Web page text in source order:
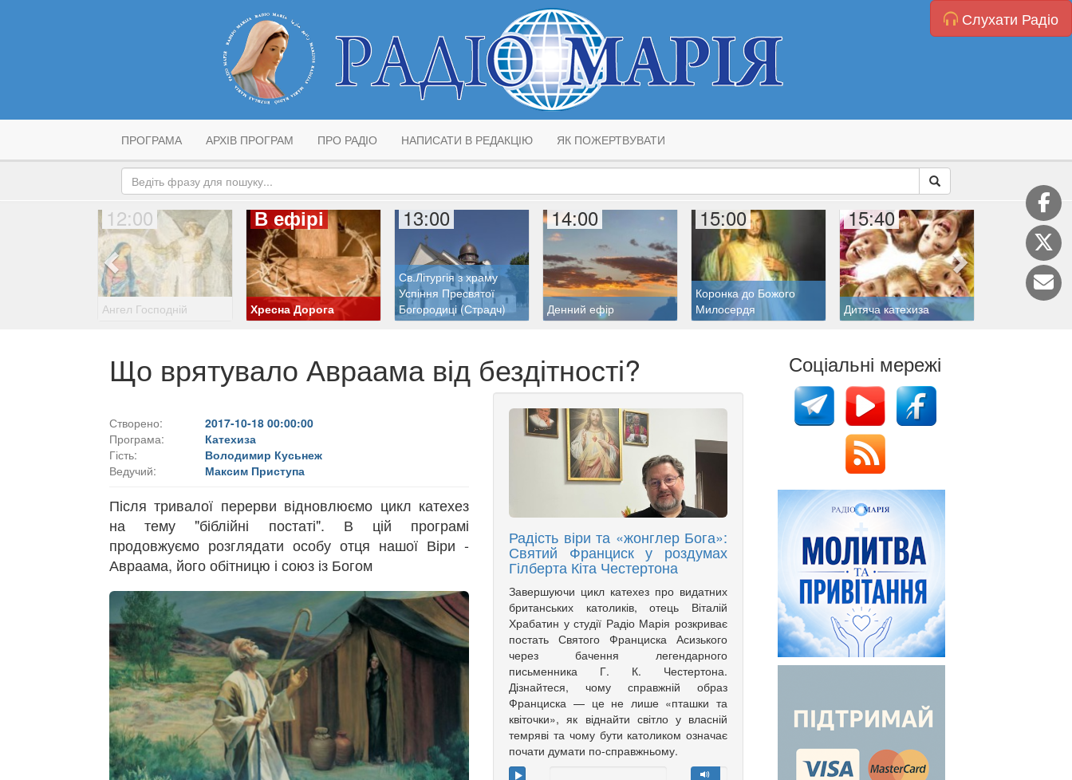
Слухати Радіо
ПРОГРАМА АРХІВ ПРОГРАМ ПРО РАДІО НАПИСАТИ В РЕДАКЦІЮ ЯК ПОЖЕРТВУВАТИ
12:00
Ангел Господній
В ефірі
Хресна Дорога
13:00
Св.Літургія з храму
Успіння Пресвятої
Богородиці (Страдч)
14:00
Денний ефір
15:00
Коронка до Божого
Милосердя
15:40
Дитяча катехиза
16:00
Що врятувало Авраама від бездітності?
Створено:
2017-10-18 00:00:00
Програма:
Катехиза
Гість:
Володимир Кусьнеж
Ведучий:
Максим Приступа
Після тривалої перерви відновлюємо цикл катехез
на тему "біблійні постаті". В цій програмі
продовжуємо розглядати особу отця нашої Віри -
Авраама, його обітницю і союз із Богом
Радість віри та «жонглер Бога»:
Святий Франциск у роздумах
Гілберта Кіта Честертона
Завершуючи цикл катехез про видатних
британських католиків, отець Віталій
Храбатин у студії Радіо Марія розкриває
постать Святого Франциска Асизького
через бачення легендарного
письменника Г. К. Честертона.
Дізнайтеся, чому справжній образ
Франциска — це не лише «пташки та
квіточки», як віднайти світло у власній
темряві та чому бути католиком означає
почати думати по-справжньому.
Соціальні мережі